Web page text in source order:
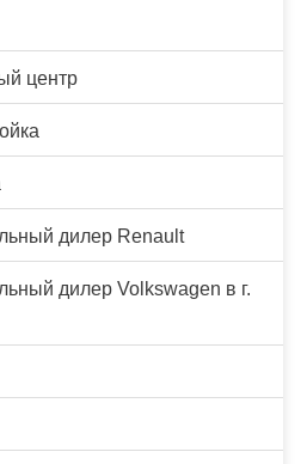
центр
дилер Renault
дилер Volkswagen в г.